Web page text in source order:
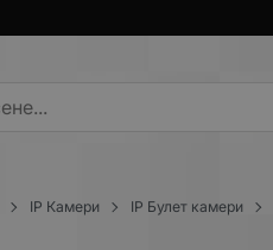
IP Камери IP Булет камери